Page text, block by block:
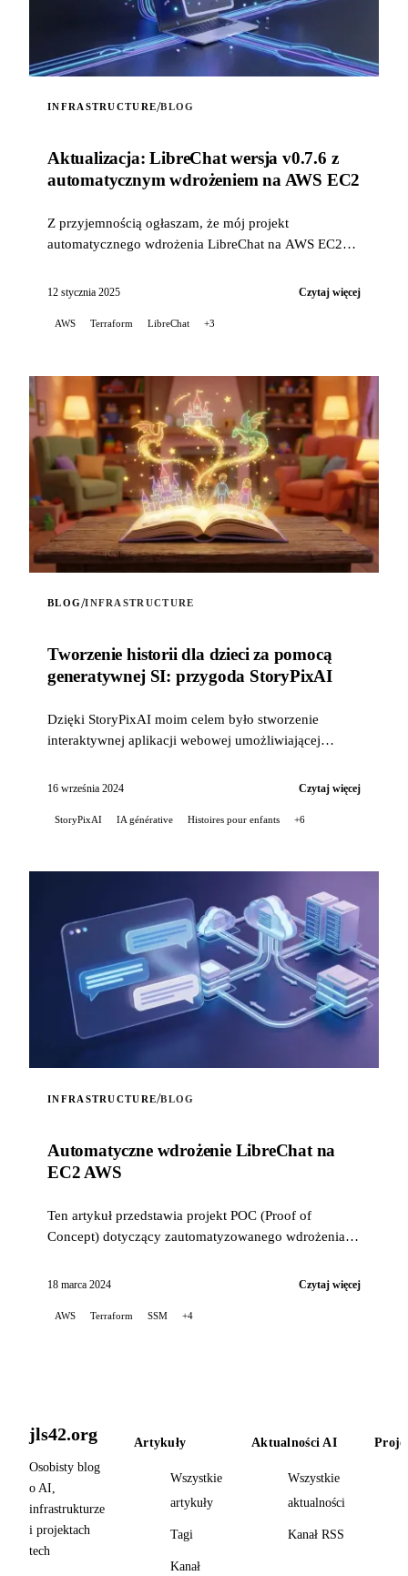
INFRASTRUCTURE/BLOG
Aktualizacja: LibreChat wersja v0.7.6 z
automatycznym wdrożeniem na AWS EC2
Z przyjemnością ogłaszam, że mój projekt
automatycznego wdrożenia LibreChat na AWS EC2
związane z niedawnymi zmianami w sposobie
12 stycznia 2025 Czytaj więcej
AWS Terraform LibreChat +3
BLOG/INFRASTRUCTURE
Tworzenie historii dla dzieci za pomocą
generatywnej SI: przygoda StoryPixAI
Dzięki StoryPixAI moim celem było stworzenie
interaktywnej aplikacji webowej umożliwiającej
wzbogaconych o ...
16 września 2024 Czytaj więcej
StoryPixAI IA générative Histoires pour enfants +6
INFRASTRUCTURE/BLOG
Automatyczne wdrożenie LibreChat na
EC2 AWS
Ten artykuł przedstawia projekt POC (Proof of
Concept) dotyczący zautomatyzowanego wdrożenia
orkiestracji infrastr...
18 marca 2024 Czytaj więcej
AWS Terraform SSM +4
jls42.org
Osobisty blog
o AI,
infrastrukturze
i projektach
tech
Artykuły
Wszystkie
artykuły
Tagi
Kanał
Aktualności AI
Wszystkie
aktualności
Kanał RSS